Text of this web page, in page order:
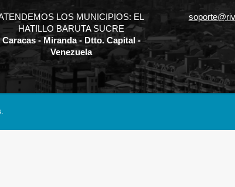
LOS MUNICIPIOS: EL
HATILLO BARUTA SUCRE
Caracas - Miranda - Dtto. Capital -
Venezuela